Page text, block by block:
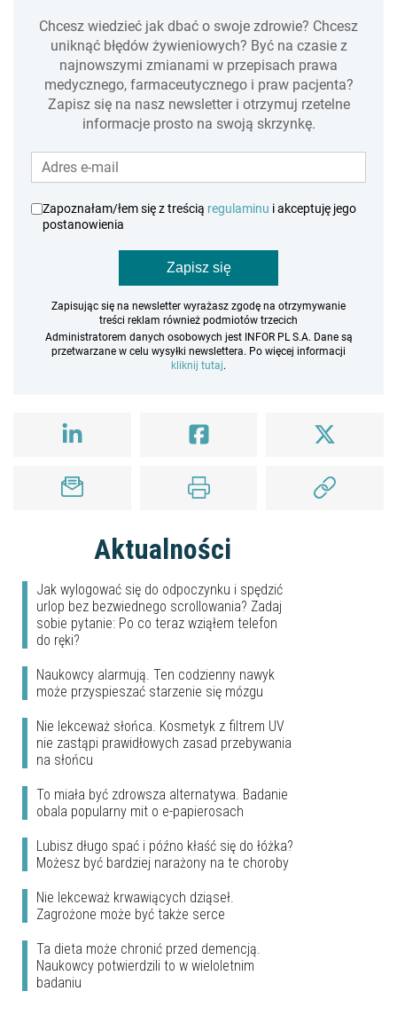
Chcesz wiedzieć jak dbać o swoje zdrowie? Chcesz
uniknąć błędów żywieniowych? Być na czasie z
najnowszymi zmianami w przepisach prawa
medycznego, farmaceutycznego i praw pacjenta?
Zapisz się na nasz newsletter i otrzymuj rzetelne
informacje prosto na swoją skrzynkę.
Zapoznałam/łem się z treścią regulaminu i akceptuję jego
postanowienia
Zapisz się
Zapisując się na newsletter wyrażasz zgodę na otrzymywanie
treści reklam również podmiotów trzecich
Administratorem danych osobowych jest INFOR PL S.A. Dane są
przetwarzane w celu wysyłki newslettera. Po więcej informacji
kliknij tutaj.
Aktualności
Jak wylogować się do odpoczynku i spędzić
urlop bez bezwiednego scrollowania? Zadaj
sobie pytanie: Po co teraz wziąłem telefon
do ręki?
Naukowcy alarmują. Ten codzienny nawyk
może przyspieszać starzenie się mózgu
Nie lekceważ słońca. Kosmetyk z filtrem UV
nie zastąpi prawidłowych zasad przebywania
na słońcu
To miała być zdrowsza alternatywa. Badanie
obala popularny mit o e-papierosach
Lubisz długo spać i późno kłaść się do łóżka?
Możesz być bardziej narażony na te choroby
Nie lekceważ krwawiących dziąseł.
Zagrożone może być także serce
Ta dieta może chronić przed demencją.
Naukowcy potwierdzili to w wieloletnim
badaniu